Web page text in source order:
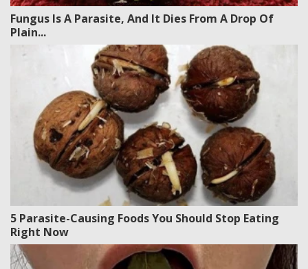
Fungus Is A Parasite, And It Dies From A Drop Of
Plain...
5 Parasite-Causing Foods You Should Stop Eating
Right Now